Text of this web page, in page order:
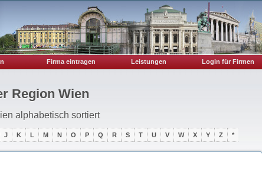
Firma eintragen Leistungen Login für Firmen
Region Wien
alphabetisch sortiert
J K L M N O P Q R S T U V W X Y Z *